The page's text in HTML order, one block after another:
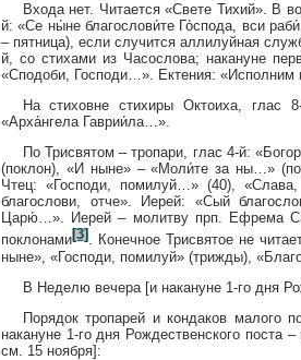
Входа нет. Читается «Свете Тихий». В
й: «Се ны́не благослови́те Го́спода, вси
– пятница), если случится аллилуйная
й, со стихами из Часослова; накануне
«Сподоби, Господи…». Ектения:
На стиховне стихиры Октоиха, глас
«Арха́нгела Гаврии́ла…».
По Трисвятом – тропари, глас 4-й:
(поклон), «И ныне» – «Моли́те за ны…»
Чтец: «Господи, помилуй…» (40),
благослови, отче». Иерей: «Сый
Царю́…». Иерей – молитву прп. Ефрема
поклонами[3] . Конечное Трисвятое не
ныне», «Господи, помилуй» (трижды),
В Неделю вечера [и накануне 1-го дня
Порядок тропарей и кондаков малого
накануне 1-го дня Рождественского поста
см. 15 ноября]: